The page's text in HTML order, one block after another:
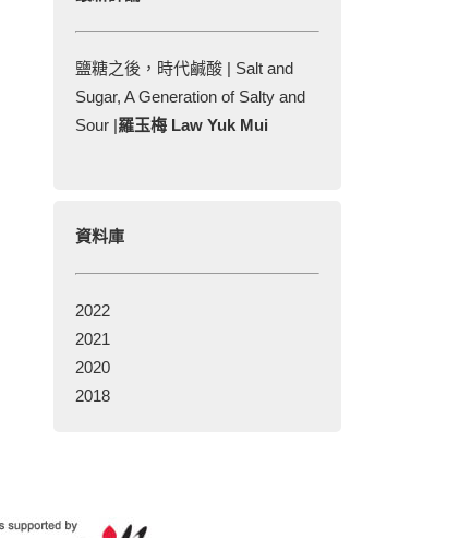
鹽糖之後，時代鹹酸 | Salt and
Sugar, A Generation of Salty and
Sour |羅玉梅 Law Yuk Mui
資料庫
2022
2021
2020
2018